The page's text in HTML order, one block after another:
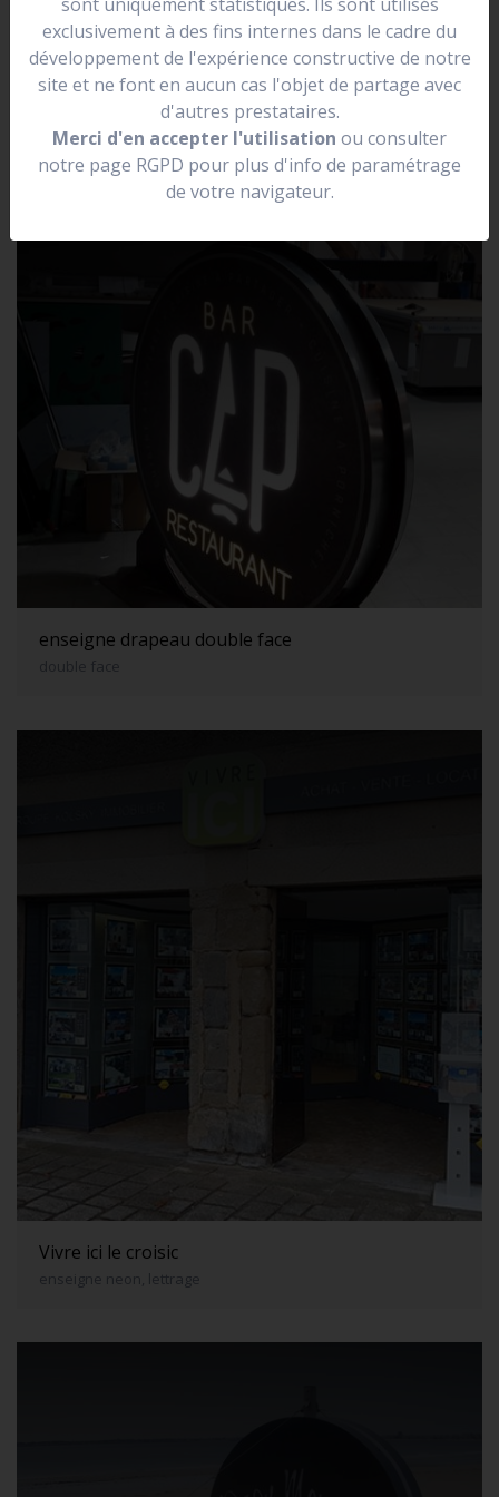
se situer dans une rue.
Elle peut être lumineuse, non lumineuse, prendre la
forme de votre logo.
enseigne drapeau double face
double face
Vivre ici le croisic
enseigne neon, lettrage
exclusivement à des fins internes dans le cadre du
développement de l'expérience constructive de notre
site et ne font en aucun cas l'objet de partage avec
d'autres prestataires.
Merci d'en accepter l'utilisation ou consulter
notre page RGPD pour plus d'info de paramétrage
de votre navigateur.